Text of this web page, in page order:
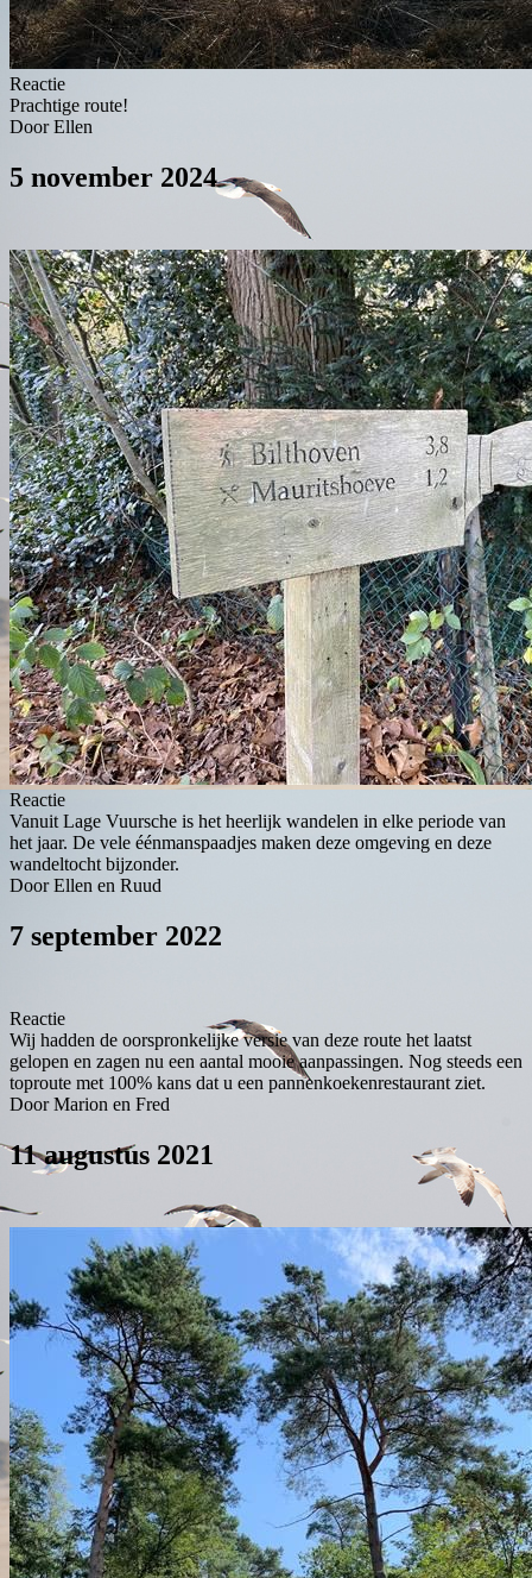
Reactie
Prachtige route!
Door Ellen
5 november 2024
Reactie
Vanuit Lage Vuursche is het heerlijk wandelen in elke periode van
het jaar. De vele éénmanspaadjes maken deze omgeving en deze
wandeltocht bijzonder.
Door Ellen en Ruud
7 september 2022
Reactie
Wij hadden de oorspronkelijke versie van deze route het laatst
gelopen en zagen nu een aantal mooie aanpassingen. Nog steeds een
toproute met 100% kans dat u een pannenkoekenrestaurant ziet.
Door Marion en Fred
11 augustus 2021